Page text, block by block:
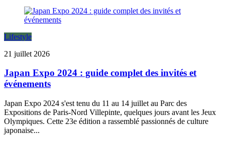
Lifestyle
21 juillet 2026
Japan Expo 2024 : guide complet des invités et
événements
Japan Expo 2024 s'est tenu du 11 au 14 juillet au Parc des
Expositions de Paris-Nord Villepinte, quelques jours avant les Jeux
Olympiques. Cette 23e édition a rassemblé passionnés de culture
japonaise...